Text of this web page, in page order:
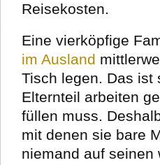
Reisekosten.
Eine vierköpfige
im Ausland
Tisch legen. Das ist
Elternteil arbeiten
füllen muss.
mit denen sie bare
niemand auf seinen